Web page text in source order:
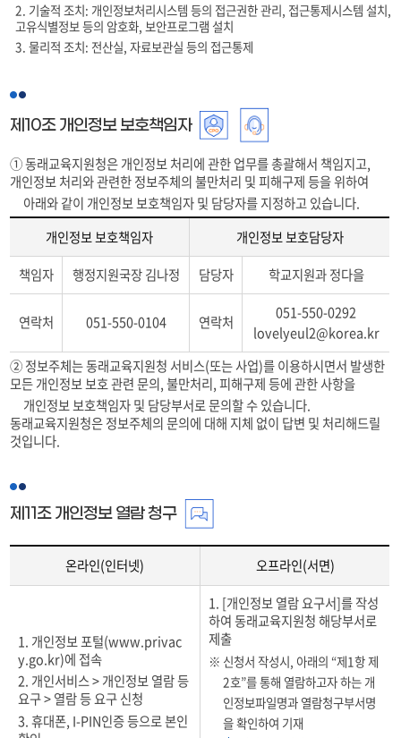
2. 기술적 조치: 개인정보처리시스템 등의 접근권한 관리, 접근통제시스템 설치,
고유식별정보 등의 암호화, 보안프로그램 설치
3. 물리적 조치: 전산실, 자료보관실 등의 접근통제
제10조 개인정보 보호책임자
① 동래교육지원청은 개인정보 처리에 관한 업무를 총괄해서 책임지고,
개인정보 처리와 관련한 정보주체의 불만처리 및 피해구제 등을 위하여
아래와 같이 개인정보 보호책임자 및 담당자를 지정하고 있습니다.
개
인
정
보
호
책
임
개
인
보
호
당
정
담
고
있
는
테
이
개인정보 보호책임자
개인정보 보호담당자
책임자
행정지원국장 김나정 담당자 학교지원과 정다을
연락처 051-550-0104 연락처
051-550-0292
lovelyeul2@korea.kr
② 정보주체는 동래교육지원청 서비스(또는 사업)를 이용하시면서 발생한
모든 개인정보 보호 관련 문의, 불만처리, 피해구제 등에 관한 사항을
개인정보 보호책임자 및 담당부서로 문의할 수 있습니다.
동래교육지원청은 정보주체의 문의에 대해 지체 없이 답변 및 처리해드릴
것입니다.
제11조 개인정보 열람 청구
보
보
호
책
임
온라인(인터넷) 오프라인(서면)
1. 개인정보 포털(www.privac
y.go.kr)에 접속
2. 개인서비스 > 개인정보 열람 등
요구 > 열람 등 요구 신청
3. 휴대폰, I-PIN인증 등으로 본인
1. [개인정보 열람 요구서]를 작성
하여 동래교육지원청 해당부서로
제출
신청서 작성시, 아래의 “제1항 제
2호”를 통해 열람하고자 하는 개
인정보파일명과 열람청구부서명
을 확인하여 기재